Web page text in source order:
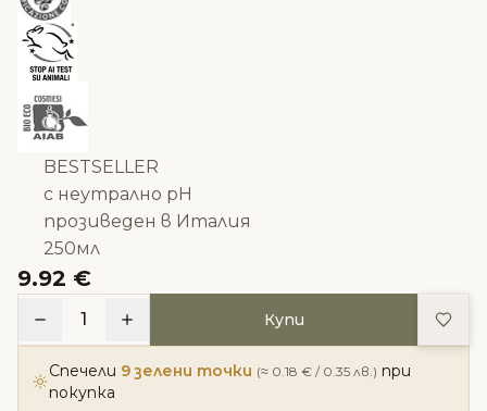
BESTSELLER
с неутрално pH
прозиведен в Италия
250мл
9.92 €
1 Купи
Спечели 9 зелени точки (≈ 0.18 € / 0.35 лв.) при
покупка